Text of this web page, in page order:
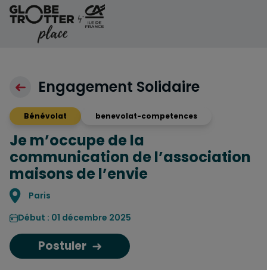
Aller au contenu
Engagement Solidaire
Bénévolat benevolat-competences
Je m’occupe de la
communication de l’association
maisons de l’envie
Localisation
Paris
Début : 01 décembre 2025
Postuler